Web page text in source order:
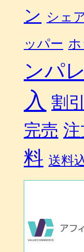
ン シェ
ッパー
ンパレ
入 割引
完売 注
料 送料